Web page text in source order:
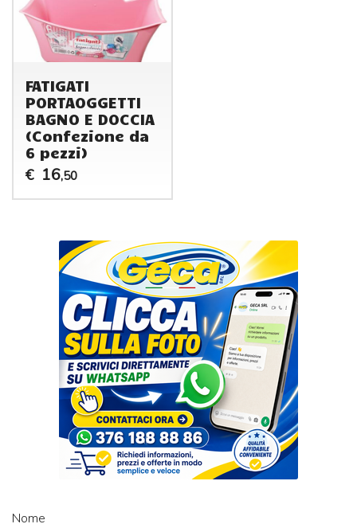
FATIGATI
PORTAOGGETTI
BAGNO E DOCCIA
(Confezione da
6 pezzi)
€ 16,50
Nome